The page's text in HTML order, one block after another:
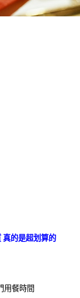
真的是超划算的
用餐時間